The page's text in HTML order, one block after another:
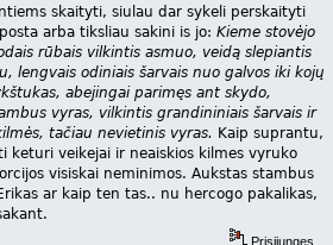
skaityti, siulau dar sykeli perskaityti
arba tiksliau sakini is jo: Kieme stovėjo
rūbais vilkintis asmuo, veidą slepiantis
lengvais odiniais šarvais nuo galvos iki kojų
abejingai parimęs ant skydo,
vyras, vilkintis grandininiais šarvais ir
tačiau nevietinis vyras. Kaip suprantu,
keturi veikejai ir neaiskios kilmes vyruko
visiskai neminimos. Aukstas stambus
ar kaip ten tas.. nu hercogo pakalikas,
Prisijungęs